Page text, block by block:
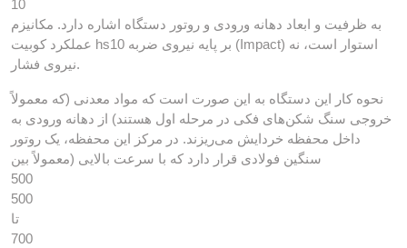
10
به ظرفیت و ابعاد دهانه ورودی و روتور دستگاه اشاره دارد. مکانیزم
عملکرد کوبیت hs10 بر پایه نیروی ضربه (Impact) استوار است، نه
نیروی فشار.
نحوه کار این دستگاه به این صورت است که مواد معدنی (که معمولاً
خروجی سنگ شکن‌های فکی در مرحله اول هستند) از دهانه ورودی به
داخل محفظه خردایش می‌ریزند. در مرکز این محفظه، یک روتور
سنگین فولادی قرار دارد که با سرعت بالایی (معمولاً بین
500
500
تا
700